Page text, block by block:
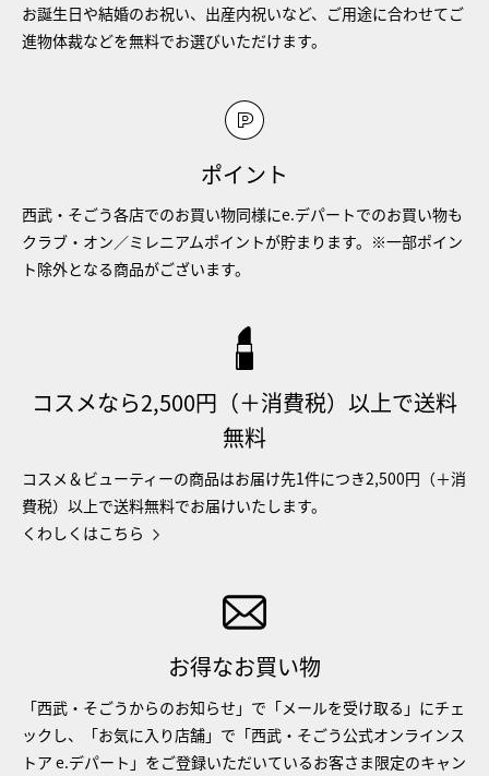
お誕生日や結婚のお祝い、出産内祝いなど、ご用途に合わせてご
進物体裁などを無料でお選びいただけます。
ポイント
西武・そごう各店でのお買い物同様にe.デパートでのお買い物も
クラブ・オン／ミレニアムポイントが貯まります。※一部ポイン
ト除外となる商品がございます。
コスメなら2,500円（＋消費税）以上で送料
無料
コスメ＆ビューティーの商品はお届け先1件につき2,500円（＋消
費税）以上で送料無料でお届けいたします。
くわしくはこちら
お得なお買い物
「西武・そごうからのお知らせ」で「メールを受け取る」にチェ
ックし、「お気に入り店舗」で「西武・そごう公式オンラインス
トア e.デパート」をご登録いただいているお客さま限定のキャン